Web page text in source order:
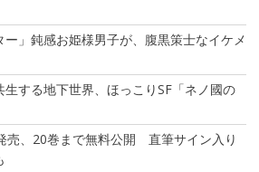
ー」鈍感お姫様男子が、腹黒策士なイケメ
する地下世界、ほっこりSF「ネノ國の
売、20巻まで無料公開 直筆サイン入り